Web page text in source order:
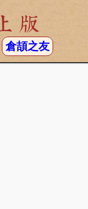
版
倉頡之友